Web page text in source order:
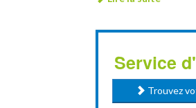
Service
Trouvez